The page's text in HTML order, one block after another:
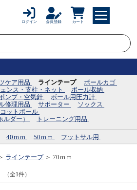
ログイン 会員登録 カート
ケア用品 ラインテープ
ボールカゴ
ンス・支柱・ネット
ボール収納
ンプ・空気針
ボール用圧力計
修理用品 サポーター
ソックス
ットボール
ダー）
トレーニング用品
40ｍｍ 50ｍｍ フットサル用
ラインテープ ＞ 70ｍｍ
全1件）